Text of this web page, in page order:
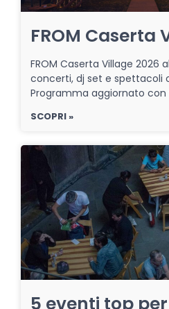
FROM Caserta
FROM Caserta Village 2026
concerti, dj set e spettacoli
Programma aggiornato
SCOPRI »
5 eventi top